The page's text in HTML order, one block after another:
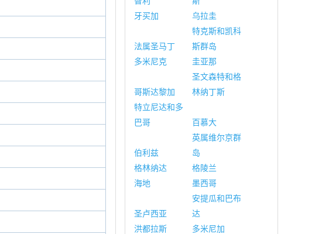
牙买加
乌拉圭
法属圣马丁
特克斯和凯科
斯群岛
多米尼克
圭亚那
哥斯达黎加
圣文森特和格
林纳丁斯
特立尼达和多
巴哥
百慕大
伯利兹
英属维尔京群
岛
格林纳达
格陵兰
海地
墨西哥
圣卢西亚
安提瓜和巴布
达
洪都拉斯
多米尼加